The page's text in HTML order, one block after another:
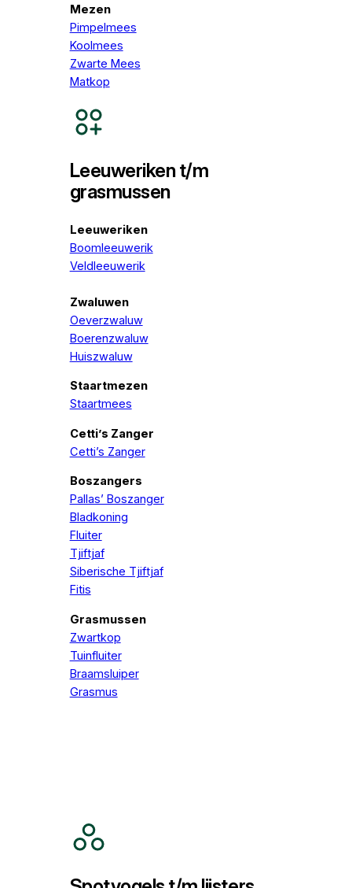
Mezen
Pimpelmees
Koolmees
Zwarte Mees
Matkop
Leeuweriken t/m
grasmussen
Leeuweriken
Boomleeuwerik
Veldleeuwerik
Zwaluwen
Oeverzwaluw
Boerenzwaluw
Huiszwaluw
Staartmezen
Staartmees
Cetti’s Zanger
Cetti’s Zanger
Boszangers
Pallas’ Boszanger
Bladkoning
Fluiter
Tjiftjaf
Siberische Tjiftjaf
Fitis
Grasmussen
Zwartkop
Tuinfluiter
Braamsluiper
Grasmus